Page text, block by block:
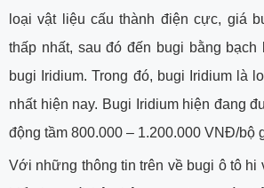
loại vật liệu cấu thành điện cực, giá
thấp nhất, sau đó đến bugi bằng
bugi Iridium. Trong đó, bugi Iridium là
nhất hiện nay. Bugi Iridium hiện đang
động tầm 800.000 – 1.200.000 VNĐ/bộ
Với những thông tin trên về bugi ô tô hi